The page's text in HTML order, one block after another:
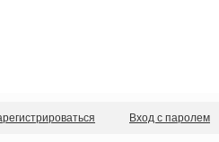
Вход с паролем